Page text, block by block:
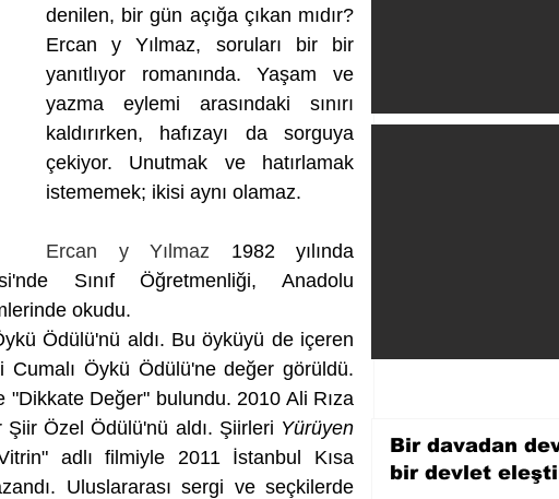
denilen, bir gün açığa çıkan mıdır?
Ercan y Yılmaz, soruları bir bir
yanıtlıyor romanında. Yaşam ve
yazma eylemi arasındaki sınırı
kaldırırken, hafızayı da sorguya
çekiyor. Unutmak ve hatırlamak
istememek; ikisi aynı olamaz.
Ercan y Yılmaz 1982 yılında
Sınıf Öğretmenliği, Anadolu
okudu.
Cumalı Öykü Ödülü'ne değer görüldü.
Değer" bulundu. 2010 Ali Rıza
Özel Ödülü'nü aldı. Şiirleri Yürüyen
adlı filmiyle 2011 İstanbul Kısa
Uluslararası sergi ve seçkilerde
Bir davadan
bir devlet